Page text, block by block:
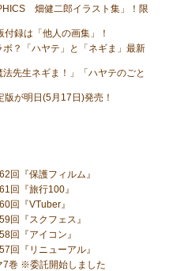
畑健二郎イラスト集」！限
録は「他人の画集」！
？「ハヤテ」と「ネギま」最新
先生ネギま！」「ハヤテのごと
版が明日(5月17日)発売！
回『保護フィルム』
回『旅行100』
回『VTuber』
回『スクフェス』
回『アイコン』
回『リニューアル』
7巻 ※委託開始しました